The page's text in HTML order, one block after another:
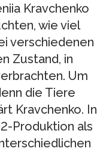
Kravchenko
wie viel
verschiedenen
Zustand, in
Um
die Tiere
Kravchenko. In
Produktion als